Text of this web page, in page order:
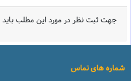
جهت ثبت نظر در مورد این مطلب
شماره های تماس